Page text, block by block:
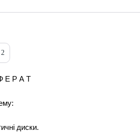
2
Е Р А Т
диски.